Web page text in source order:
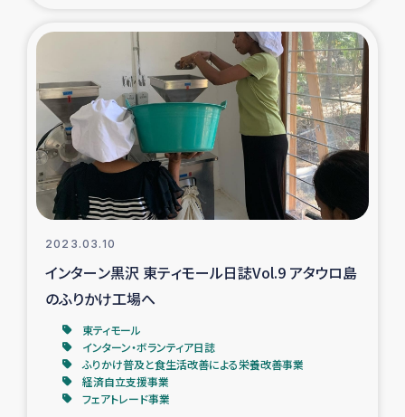
タイ国境ミャンマー移民子ども支援
漁民によるマングローブ植林活動
レバノンでのシリア難民への食糧・越冬支援
レバノンにおける緊急支援
レバノンでのシリア難民への教育支援事業
レバノンでのシリア難民・レバノン人への農業支援
海外ルーツの市民との共生
神原ゼミxパルシック
2023.03.10
インターン黒沢 東ティモール日誌Vol.9 アタウロ島
のふりかけ工場へ
東ティモール
インターン・ボランティア日誌
ふりかけ普及と食生活改善による栄養改善事業
経済自立支援事業
フェアトレード事業